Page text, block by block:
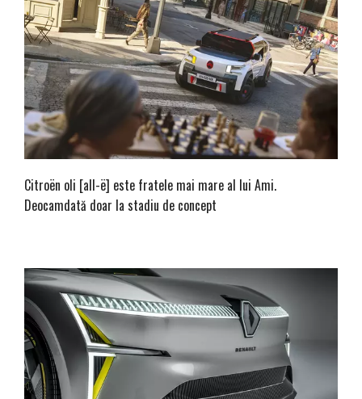
Citroën oli [all-ë] este fratele mai mare al lui Ami.
Deocamdată doar la stadiu de concept